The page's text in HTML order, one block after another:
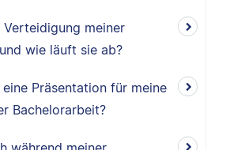
meiner
wie läuft sie ab?
Präsentation für meine
Bachelorarbeit?